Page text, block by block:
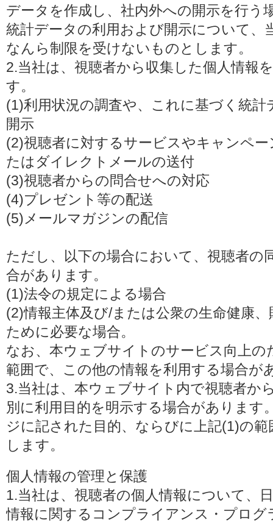
データを作成し、社内外への開示を行う
統計データの利用および開示について、
なんら制限を受けないものとします。
2.当社は、視聴者から収集した個人情報
す。
(1)利用状況の調査や、これに基づく統
開示
(2)視聴者に対するサービスやキャンペ
たはダイレクトメールの送付
(3)視聴者からの問合せへの対応
(4)プレゼント等の配送
(5)メールマガジンの配信
ただし、以下の場合において、視聴者の
合があります。
(1)法令の規定による場合
(2)情報主体及び/または公衆の生命健康
ために必要な場合。
なお、本ウェブサイトのサービス向上
範囲で、この他の情報を利用する場合が
3.当社は、本ウェブサイト内で視聴者か
別に利用目的を明示する場合があります
ジに記された目的、ならびに上記(1)の
します。
個人情報の管理と保護
1.当社は、視聴者の個人情報について、
情報に関するコンプライアンス・プロ